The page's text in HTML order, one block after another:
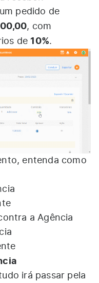
pedido de
, com
de 10%.
entenda como
a Agência
irá passar pela